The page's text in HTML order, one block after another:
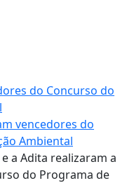
vencedores do
Ambiental
a Adita realizaram a
do Programa de